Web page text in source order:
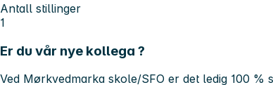
Antall stillinger
1
Er du vår nye kollega ?
Ved Mørkvedmarka skole/SFO er det ledig 100 %